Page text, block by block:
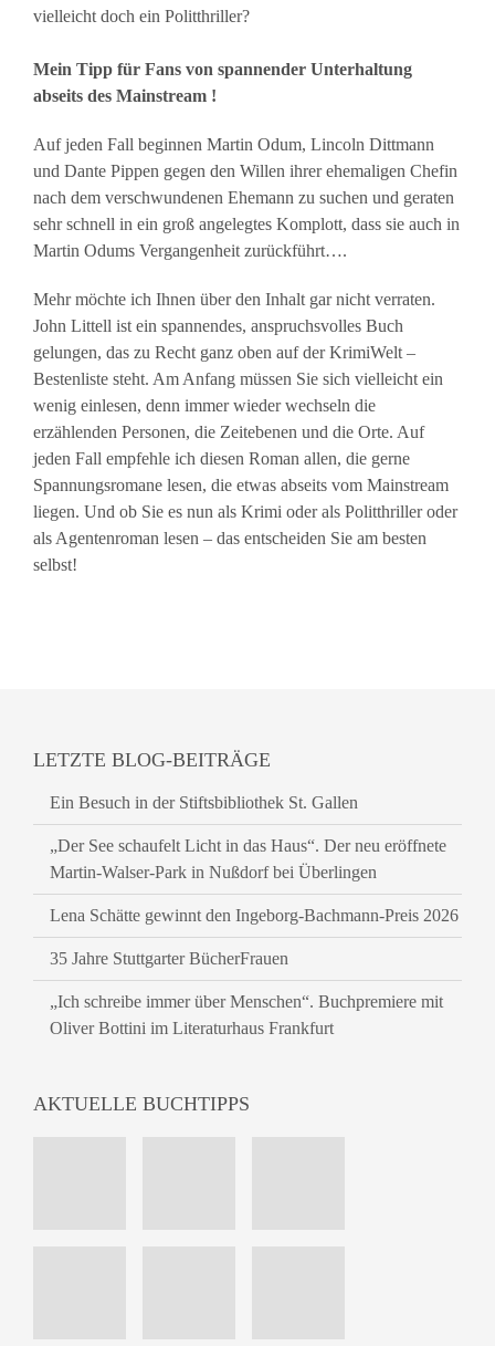
vielleicht doch ein Politthriller?
Mein Tipp für Fans von spannender Unterhaltung
abseits des Mainstream !
Auf jeden Fall beginnen Martin Odum, Lincoln Dittmann
und Dante Pippen gegen den Willen ihrer ehemaligen Chefin
nach dem verschwundenen Ehemann zu suchen und geraten
sehr schnell in ein groß angelegtes Komplott, dass sie auch in
Martin Odums Vergangenheit zurückführt….
Mehr möchte ich Ihnen über den Inhalt gar nicht verraten.
John Littell ist ein spannendes, anspruchsvolles Buch
gelungen, das zu Recht ganz oben auf der KrimiWelt –
Bestenliste steht. Am Anfang müssen Sie sich vielleicht ein
wenig einlesen, denn immer wieder wechseln die
erzählenden Personen, die Zeitebenen und die Orte. Auf
jeden Fall empfehle ich diesen Roman allen, die gerne
Spannungsromane lesen, die etwas abseits vom Mainstream
liegen. Und ob Sie es nun als Krimi oder als Politthriller oder
als Agentenroman lesen – das entscheiden Sie am besten
selbst!
LETZTE BLOG-BEITRÄGE
Ein Besuch in der Stiftsbibliothek St. Gallen
„Der See schaufelt Licht in das Haus“. Der neu eröffnete
Martin-Walser-Park in Nußdorf bei Überlingen
Lena Schätte gewinnt den Ingeborg-Bachmann-Preis 2026
35 Jahre Stuttgarter BücherFrauen
„Ich schreibe immer über Menschen“. Buchpremiere mit
Oliver Bottini im Literaturhaus Frankfurt
AKTUELLE BUCHTIPPS